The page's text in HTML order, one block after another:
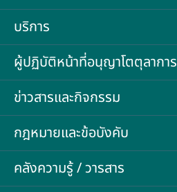
บริการ
ผู้ปฏิบัติหน้าที่อนุญาโตตุลาการ
ข่าวสารและกิจกรรม
กฎหมายและข้อบังคับ
คลังความรู้ / วารสาร